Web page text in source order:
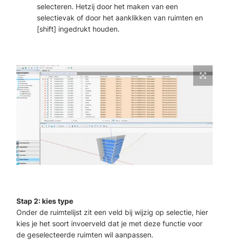
selecteren. Hetzij door het maken van een
selectievak of door het aanklikken van ruimten en
[shift] ingedrukt houden.
Stap 2: kies type
Onder de ruimtelijst zit een veld bij wijzig op selectie, hier
kies je het soort invoerveld dat je met deze functie voor
de geselecteerde ruimten wil aanpassen.